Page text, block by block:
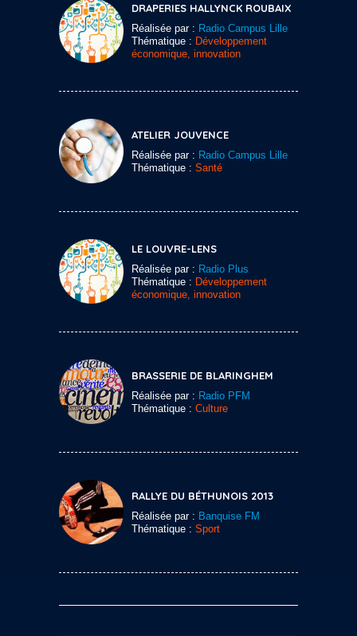
DRAPERIES HALLYNCK ROUBAIX
Réalisée par : Radio Campus Lille
Thématique : Développement
économique, innovation
ATELIER JOUVENCE
Réalisée par : Radio Campus Lille
Thématique : Santé
LE LOUVRE-LENS
Réalisée par : Radio Plus
Thématique : Développement
économique, innovation
BRASSERIE DE BLARINGHEM
Réalisée par : Radio PFM
Thématique : Culture
RALLYE DU BÉTHUNOIS 2013
Réalisée par : Banquise FM
Thématique : Sport